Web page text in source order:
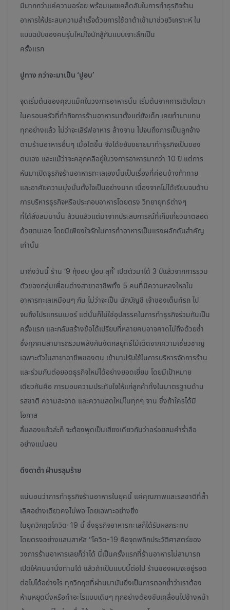
มีมากกว่าแค่ความอร่อย พร้อมเผยเคล็ดลับในการทำธุรกิจร้าน
อาหารให้ประสบความสำเร็จด้วยการใช้ดาต้าเข้ามาช่วยวิเคราะห์ ใน
แบบฉบับของคนรุ่นใหม่ใจนักสู้กันแบบเจาะลึกเป็น
ครั้งแรก
ปูทาง กว่าจะมาเป็น ‘ปูอบ’
จุดเริ่มต้นของคุณแม็คในวงการอาหารนั้น เริ่มต้นจากการเติบโตมา
ในครอบครัวที่ทำกิจการร้านอาหารมาตั้งแต่ยังเด็ก เคยทำมาแทบ
ทุกอย่างแล้ว ไม่ว่าจะเสิร์ฟอาหาร ล้างจาน ไปจนถึงการเป็นลูกจ้าง
ตามร้านอาหารอื่นๆ เมื่อโตขึ้น จึงได้ขยับขยายมาทำธุรกิจเป็นของ
ตนเอง และแม้ว่าจะคลุกคลีอยู่ในวงการอาหารมากว่า 10 ปี แต่การ
หันมาเปิดธุรกิจร้านอาหารทะเลเองนั้นเป็นเรื่องที่ค่อนข้างท้าทาย
และอาศัยความมุ่งมั่นตั้งใจเป็นอย่างมาก เนื่องจากไม่ได้เรียนจบด้าน
การบริหารธุรกิจหรือประกอบอาหารโดยตรง วิทยายุทธ์ต่างๆ
ที่ได้สั่งสมมานั้น ล้วนแล้วแต่มาจากประสบการณ์ที่เก็บเกี่ยวมาตลอด
ด้วยตนเอง โดยมีเพียงใจรักในการทำอาหารเป็นแรงผลักดันสำคัญ
เท่านั้น
มาถึงวันนี้ ร้าน ‘9 กุ้งอบ ปูอบ สุกี้’ เปิดตัวมาได้ 3 ปีแล้วจากการรวม
ตัวของกลุ่มเพื่อนต่างสาขาอาชีพทั้ง 5 คนที่มีความหลงใหลใน
อาหารทะเลเหมือนๆ กัน ไม่ว่าจะเป็น นักบัญชี เจ้าของเต็นท์รถ ไป
จนถึงโปรแกรมเมอร์ แต่นั่นก็ไม่ใช่อุปสรรคในการทำธุรกิจร่วมกันเป็น
ครั้งแรก และกลับสร้างข้อได้เปรียบที่หลายคนอาจคาดไม่ถึงด้วยซ้ำ
ซึ่งทุกคนสามารถรวมพลังกันงัดกลยุทธ์ไม้เด็ดจากความเชี่ยวชาญ
เฉพาะตัวในสาขาอาชีพของตน เข้ามาปรับใช้ในการบริหารจัดการร้าน
และร่วมกันต่อยอดธุรกิจใหม่ได้อย่างยอดเยี่ยม โดยมีเป้าหมาย
เดียวกันคือ การมอบความประทับใจให้แก่ลูกค้าทั้งในมาตรฐานด้าน
รสชาติ ความสะอาด และความสดใหม่ในทุกๆ จาน ซึ่งถ้าใครได้มี
โอกาส
ลิ้มลองแล้วล่ะก็ จะต้องพูดเป็นเสียงเดียวกันว่าอร่อยสมคำร่ำลือ
อย่างแน่นอน
ดึงดาต้า ฝ่ามรสุมร้าย
แน่นอนว่าการทำธุรกิจร้านอาหารในยุคนี้ แค่คุณภาพและรสชาติที่ล้ำ
เลิศอย่างเดียวคงไม่พอ โดยเฉพาะอย่างยิ่ง
ในยุควิกฤตโควิด-19 นี้ ซึ่งธุรกิจอาหารทะเลก็ได้รับผลกระทบ
โดยตรงอย่างแสนสาหัส “โควิด-19 คือจุดพลิกประวัติศาสตร์ของ
วงการร้านอาหารเลยก็ว่าได้ นี่เป็นครั้งแรกที่ร้านอาหารไม่สามารถ
เปิดให้คนมานั่งทานได้ แล้วถ้าเป็นแบบนี้ต่อไป ร้านของผมจะอยู่รอด
ต่อไปได้อย่างไร ทุกวิกฤตที่ผ่านมามันยิ่งเป็นการตอกย้ำว่าเราต้อง
ห้ามหยุดนิ่งหรือทำอะไรแบบเดิมๆ ทุกอย่างต้องขับเคลื่อนไปข้างหน้า